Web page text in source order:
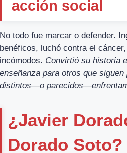
acción social
No todo fue marcar o defender.
benéficos, luchó contra el
incómodos. Convirtió su historia
enseñanza para otros que siguen
distintos—o
¿Javier
Dorado